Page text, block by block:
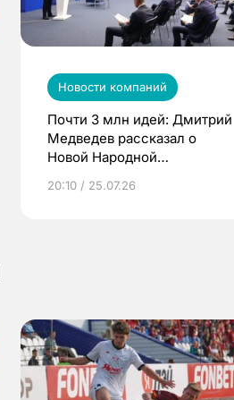
Новости компаний
Почти 3 млн идей: Дмитрий
Медведев рассказал о
Новой Народной
20:10 / 25.07.26